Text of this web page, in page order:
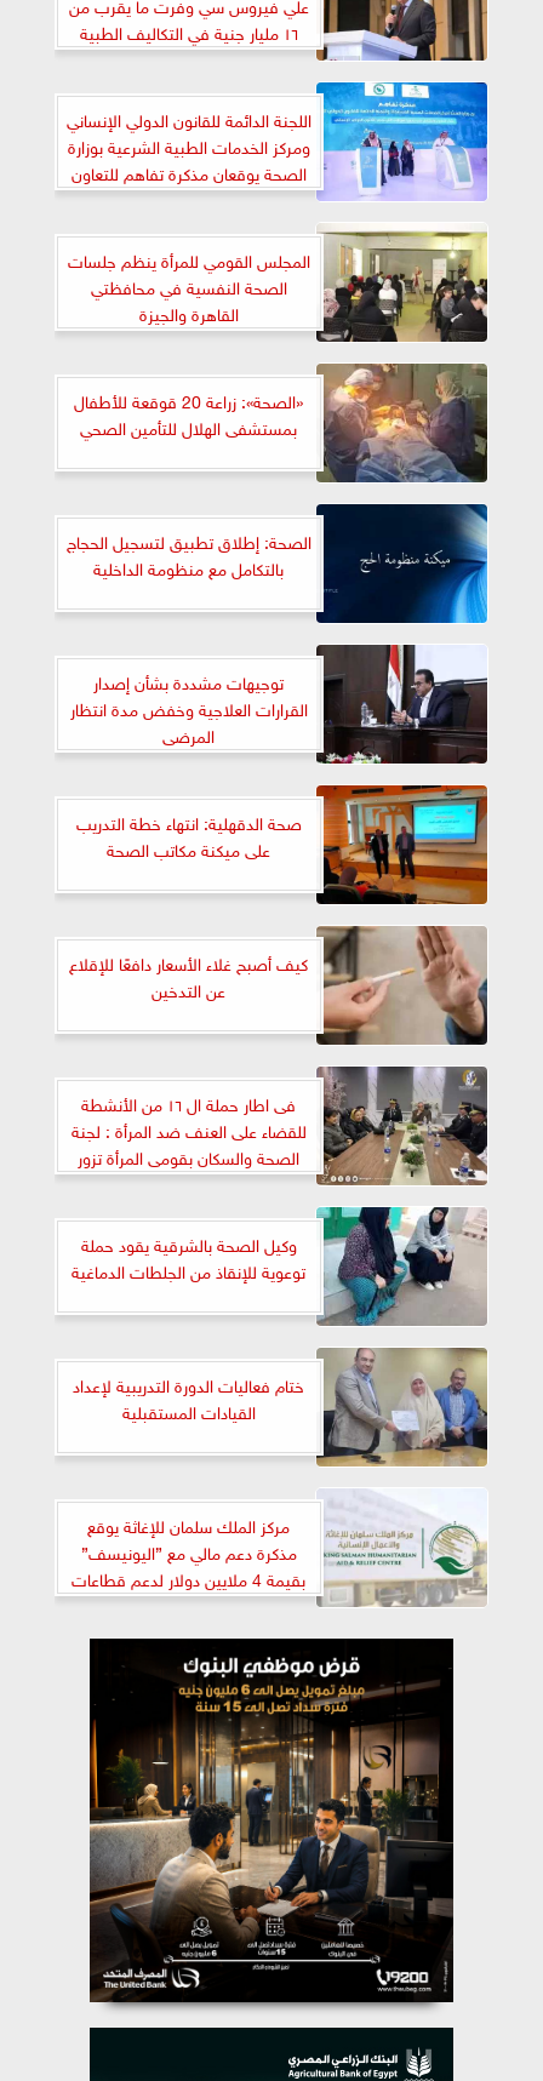
١٦ مليار جنية في التكاليف الطبية
اللجنة الدائمة للقانون الدولي الإنساني
ومركز الخدمات الطبية الشرعية بوزارة
الصحة يوقعان مذكرة تفاهم للتعاون
المشترك
المجلس القومي للمرأة ينظم جلسات
الصحة النفسية في محافظتي
القاهرة والجيزة
«الصحة»: زراعة 20 قوقعة للأطفال
بمستشفى الهلال للتأمين الصحي
الصحة: إطلاق تطبيق لتسجيل الحجاج
بالتكامل مع منظومة الداخلية
توجيهات مشددة بشأن إصدار
القرارات العلاجية وخفض مدة انتظار
المرضى
صحة الدقهلية: انتهاء خطة التدريب
على ميكنة مكاتب الصحة
كيف أصبح غلاء الأسعار دافعًا للإقلاع
عن التدخين
فى اطار حملة ال ١٦ من الأنشطة
للقضاء على العنف ضد المرأة : لجنة
الصحة والسكان بقومى المرأة تزور
مستشفى الشرطة بالعجوزة
وكيل الصحة بالشرقية يقود حملة
توعوية للإنقاذ من الجلطات الدماغية
ختام فعاليات الدورة التدريبية لإعداد
القيادات المستقبلية
مركز الملك سلمان للإغاثة يوقع
مذكرة دعم مالي مع ”اليونيسف”
بقيمة 4 ملايين دولار لدعم قطاعات
الصحة والمياه والإصحاح البيئي